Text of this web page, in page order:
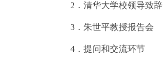
2．清华大学校领导致辞
3．朱世平教授报告会
4．提问和交流环节